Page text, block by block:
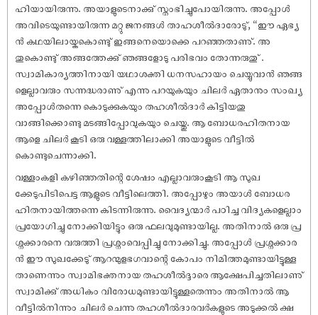
ഹിയായിരുന്നു. അയാളുടെനാക്കു് സ്തംഭിച്ചുപോയിരുന്നു. അപ്പോൾ
അവിടെയുണ്ടായിരുന്ന മറ്റു ജനങ്ങൾ താഹശീൽദാരോടു്, “ഈ ഏഭ്യ
ൻ കഥയിലായ്കകൊണ്ടു് ഇങ്ങനെയൊക്കെ പറഞ്ഞതാണു്. അ
തുകൊണ്ടു് അങ്ങത്തേക്കു് ഞങ്ങളോടു പരിഭവം തോന്നരുതു് .
സ്വാമികാര്യത്തിനായി യഥാശക്തി ധനസഹായം ചെയ്യുവാൻ ഞങ്ങ
ളെല്ലാവരും സന്നദ്ധരാണു് എന്നു പറയുകയും ചിലർ ഏതാനും സംഖ്യ
അപ്പോൾതന്നെ കൊടുക്കുകയും തഹശീൽദാർ കിട്ടിയതു
വാങ്ങിക്കൊണ്ടു മടങ്ങിപ്പോവുകയും ചെയ്തു. ആ ബോധരഹിതനായ
ആളെ ചിലർ കൂടി ഒരു വള്ളത്തിലാക്കി അയാളുടെ വീട്ടിൽ
കൊണ്ടുചെന്നാക്കി.
വള്ളംകളി കഴിഞ്ഞതിന്റെ ശേ‌ഷം എല്ലാവരുംകൂടി ആ സുഖ
ക്കേടുപിടിപെട്ട ആളുടെ വീട്ടിലെത്തി. അപ്പോഴും അയാൾ ബോധര
ഹിതനായിത്തന്നെ കിടന്നിരുന്നു. വൈദ്യന്മാർ പഠിച്ച വിദ്യകളെല്ലാം
പ്രയോഗിച്ചു നോക്കിയിട്ടും ഒരു ഫലവുമുണ്ടായില്ല. അതിനാൽ ഒരു പ്ര
ശ്നക്കാരനെ വരുത്തി പ്രശ്നംവെപ്പിച്ചു നോക്കിച്ചു. അപ്പോൾ പ്രശ്നക്കാര
ൻ ഈ സുഖക്കേടു് ആറന്മുളഭഗവാന്റെ കോപം നിമിത്തമുണ്ടായിട്ടുള്ള
താണെന്നും സ്വാമിഭക്തനായ തഹശീൽദ്ദാരെ ആക്ഷേപിച്ചതിലാണു്
സ്വാമിക്കു് അധികം വിരോധമുണ്ടായിട്ടുള്ളതെന്നും അതിനാൽ ആ
വീട്ടിൽനിന്നും ചിലർ ചെന്നു തഹശീൽദാരവർകളുടെ അടുക്കൽ ക്ഷ